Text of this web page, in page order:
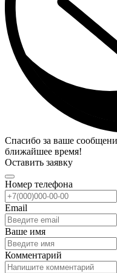
Спасибо за ваше
ближайшее время!
Оставить заявку
Номер телефона
Email
Ваше имя
Комментарий